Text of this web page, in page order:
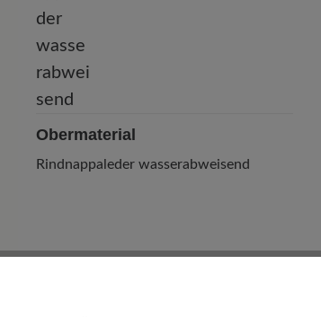
Obermaterial
Rindnappaleder wasserabweisend